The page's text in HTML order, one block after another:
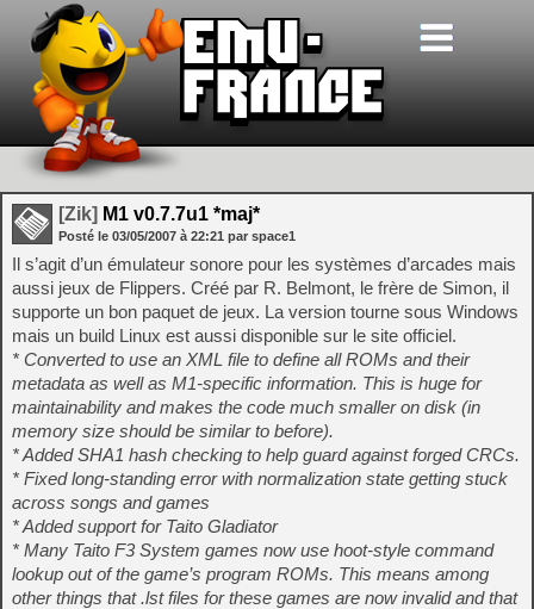
[Zik] M1 v0.7.7u1 *maj*
Posté le 03/05/2007 à 22:21 par space1
Il s’agit d’un émulateur sonore pour les systèmes d’arcades mais
aussi jeux de Flippers. Créé par R. Belmont, le frère de Simon, il
supporte un bon paquet de jeux. La version tourne sous Windows
mais un build Linux est aussi disponible sur le site officiel.
* Converted to use an XML file to define all ROMs and their
metadata as well as M1-specific information. This is huge for
maintainability and makes the code much smaller on disk (in
memory size should be similar to before).
* Added SHA1 hash checking to help guard against forged CRCs.
* Fixed long-standing error with normalization state getting stuck
across songs and games
* Added support for Taito Gladiator
* Many Taito F3 System games now use hoot-style command
lookup out of the game’s program ROMs. This means among
other things that .lst files for these games are now invalid and that